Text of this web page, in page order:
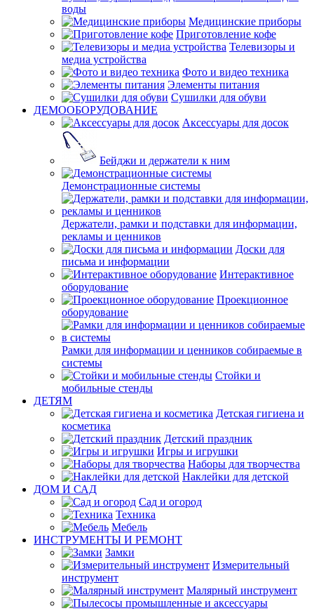
воды
Медицинские приборы
Приготовление кофе
Телевизоры и
медиа устройства
Фото и видео техника
Элементы питания
Сушилки для обуви
ДЕМООБОРУДОВАНИЕ
Аксессуары для досок
Бейджи и держатели к ним
Демонстрационные системы
Держатели, рамки и подставки для информации,
рекламы и ценников
Доски для
письма и информации
Интерактивное
оборудование
Проекционное
оборудование
Рамки для информации и ценников собираемые в
системы
Стойки и
мобильные стенды
ДЕТЯМ
Детская гигиена и
косметика
Детский праздник
Игры и игрушки
Наборы для творчества
Наклейки для детской
ДОМ И САД
Сад и огород
Техника
Мебель
ИНСТРУМЕНТЫ И РЕМОНТ
Замки
Измерительный
инструмент
Малярный инструмент